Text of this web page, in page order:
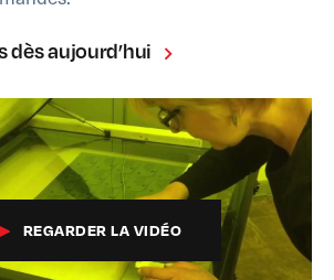
aujourd’hui
REGARDER LA VIDÉO